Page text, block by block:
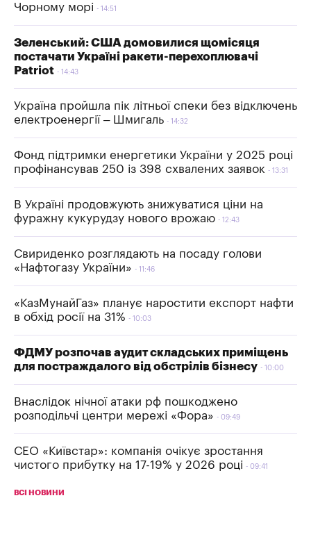
Чорному морі
14:51
Зеленський: США домовилися щомісяця
постачати Україні ракети-перехоплювачі
Patriot
14:43
Україна пройшла пік літньої спеки без відключень
електроенергії – Шмигаль
14:32
Фонд підтримки енергетики України у 2025 році
профінансував 250 із 398 схвалених заявок
13:31
В Україні продовжують знижуватися ціни на
фуражну кукурудзу нового врожаю
12:43
Свириденко розглядають на посаду голови
«Нафтогазу України»
11:46
«КазМунайГаз» планує наростити експорт нафти
в обхід росії на 31%
10:03
ФДМУ розпочав аудит складських приміщень
для постраждалого від обстрілів бізнесу
10:00
Внаслідок нічної атаки рф пошкоджено
розподільчі центри мережі «Фора»
09:49
СЕО «Київстар»: компанія очікує зростання
чистого прибутку на 17-19% у 2026 році
09:41
ВСІ НОВИНИ